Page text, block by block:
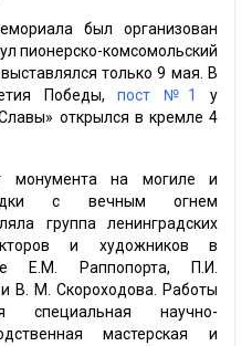
был организован
пионерско-комсомольский
только 9 мая. В
Победы,пост №1
у
открылся в кремле 4
монумента на могиле и
с вечным огнем
группа ленинградских
и художников в
Е.М. Раппопорта, П.И.
В. М. Скороходова. Работы
специальная научно-
мастерская и